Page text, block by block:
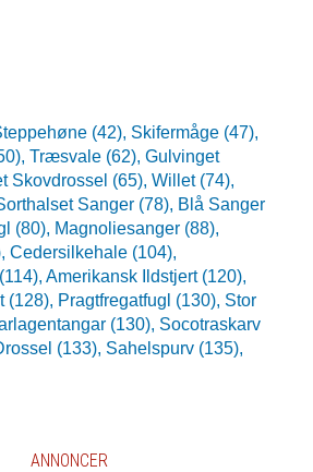
(42), Skifermåge (47),
Træsvale (62), Gulvinget
Skovdrossel (65), Willet (74),
Sanger (78), Blå Sanger
(80), Magnoliesanger (88),
Cedersilkehale (104),
Amerikansk Ildstjert (120),
(128), Pragtfregatfugl (130), Stor
(130), Socotraskarv
(133), Sahelspurv (135),
ANNONCER